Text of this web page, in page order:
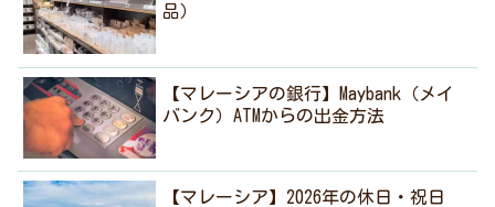
品）
【マレーシアの銀行】Maybank（メイ
バンク）ATMからの出金方法
【マレーシア】2026年の休日・祝日